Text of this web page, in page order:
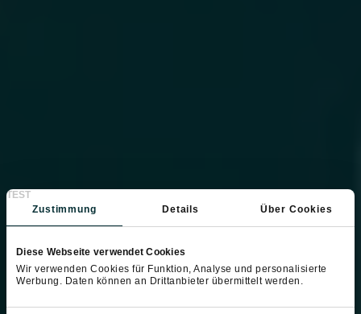
TEST
Zustimmung
Details Über Cookies
Diese Webseite verwendet Cookies
Wir verwenden Cookies für Funktion, Analyse und personalisierte
Werbung. Daten können an Drittanbieter übermittelt werden.